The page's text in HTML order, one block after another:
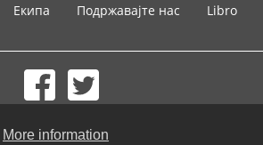
More information
Екипа Подржавајте нас Libro